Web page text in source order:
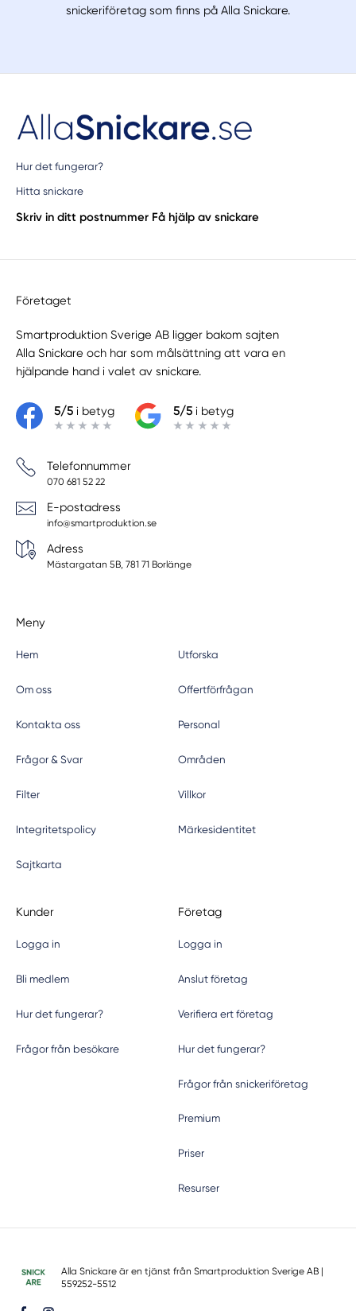
snickeriföretag som finns på Alla Snickare.
Hur det fungerar?
Hitta snickare
Skriv in ditt postnummer Få hjälp av snickare
Företaget
Smartproduktion Sverige AB ligger bakom sajten
Alla Snickare och har som målsättning att vara en
hjälpande hand i valet av snickare.
5/5i betyg 5/5i betyg
Telefonnummer
070 681 52 22
E-postadress
info@smartproduktion.se
Adress
Mästargatan 5B, 781 71 Borlänge
Meny
Hem Utforska
Om oss Offertförfrågan
Kontakta oss Personal
Frågor & Svar Områden
Filter Villkor
Integritetspolicy Märkesidentitet
Sajtkarta
Kunder
Logga in
Bli medlem
Hur det fungerar?
Frågor från besökare
Företag
Logga in
Anslut företag
Verifiera ert företag
Hur det fungerar?
Frågor från snickeriföretag
Premium
Priser
Resurser
Alla Snickare är en tjänst frånSmartproduktion Sverige AB |
559252-5512